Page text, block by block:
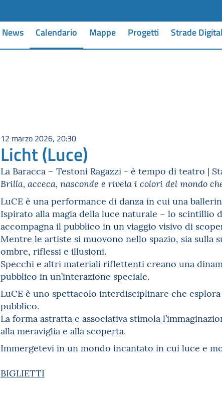
News Calendario Mappe Progetti Strade
12 marzo 2026, 20:30
Licht (Luce)
La Baracca – Testoni Ragazzi - è tempo di teatro |
Brilla, acceca, nasconde e rivela i colori del mondo
LuCE è una performance di danza in cui una
Ispirato alla magia della luce naturale – lo scintillio
accompagna il pubblico in un viaggio visivo di
Mentre le artiste si muovono nello spazio, sia sulla
ombre, riflessi e illusioni.
Specchi e altri materiali riflettenti creano una
pubblico in un’interazione speciale.
LuCE è uno spettacolo interdisciplinare che
pubblico.
La forma astratta e associativa stimola
alla meraviglia e alla scoperta.
Immergetevi in un mondo incantato in cui luce e
BIGLIETTI